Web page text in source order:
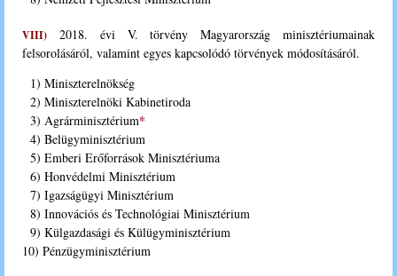
VIII) 2018. évi V. törvény Magyarország minisztériumainak
felsorolásáról, valamint egyes kapcsolódó törvények módosításáról.
1) Miniszterelnökség
2) Miniszterelnöki Kabinetiroda
3) Agrárminisztérium*
4) Belügyminisztérium
5) Emberi Erőforrások Minisztériuma
6) Honvédelmi Minisztérium
7) Igazságügyi Minisztérium
8) Innovációs és Technológiai Minisztérium
9) Külgazdasági és Külügyminisztérium
10) Pénzügyminisztérium